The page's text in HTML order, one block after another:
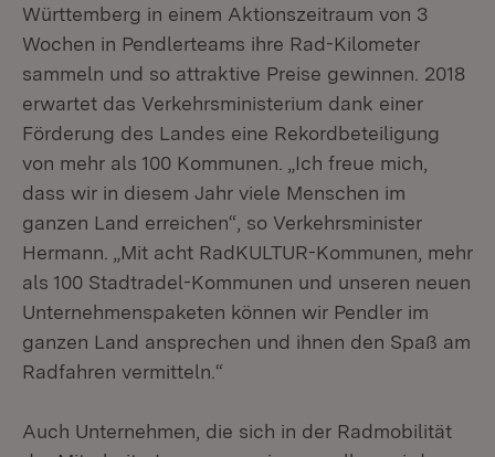
Württemberg in einem Aktionszeitraum von 3
Wochen in Pendlerteams ihre Rad-Kilometer
sammeln und so attraktive Preise gewinnen. 2018
erwartet das Verkehrsministerium dank einer
Förderung des Landes eine Rekordbeteiligung
von mehr als 100 Kommunen. „Ich freue mich,
dass wir in diesem Jahr viele Menschen im
ganzen Land erreichen“, so Verkehrsminister
Hermann. „Mit acht RadKULTUR-Kommunen, mehr
als 100 Stadtradel-Kommunen und unseren neuen
Unternehmenspaketen können wir Pendler im
ganzen Land ansprechen und ihnen den Spaß am
Radfahren vermitteln.“
Auch Unternehmen, die sich in der Radmobilität